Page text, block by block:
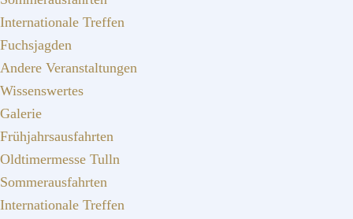
Internationale Treffen
Fuchsjagden
Andere Veranstaltungen
Wissenswertes
Galerie
Frühjahrsausfahrten
Oldtimermesse Tulln
Sommerausfahrten
Internationale Treffen